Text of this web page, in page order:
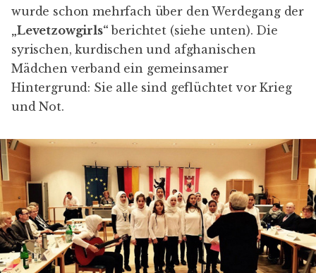
wurde schon mehrfach über den Werdegang der
„Levetzowgirls“ berichtet (siehe unten). Die
syrischen, kurdischen und afghanischen
Mädchen verband ein gemeinsamer
Hintergrund: Sie alle sind geflüchtet vor Krieg
und Not.